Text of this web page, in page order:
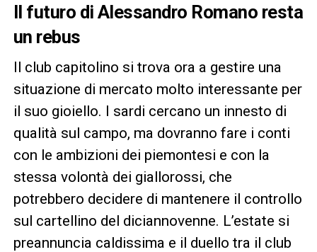
Il futuro di Alessandro Romano resta
un rebus
Il club capitolino si trova ora a gestire una
situazione di mercato molto interessante per
il suo gioiello. I sardi cercano un innesto di
qualità sul campo, ma dovranno fare i conti
con le ambizioni dei piemontesi e con la
stessa volontà dei giallorossi, che
potrebbero decidere di mantenere il controllo
sul cartellino del diciannovenne. L’estate si
preannuncia caldissima e il duello tra il club